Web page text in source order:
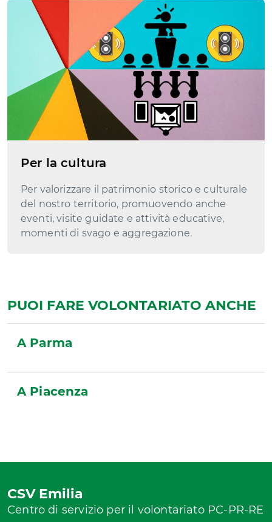
Per la cultura
Per valorizzare il patrimonio storico e culturale
del nostro territorio, promuovendo anche
eventi, visite guidate e attività educative,
momenti di svago e aggregazione.
PUOI FARE VOLONTARIATO ANCHE
A Parma
A Piacenza
CSV Emilia
Centro di servizio per il volontariato PC-PR-RE